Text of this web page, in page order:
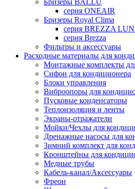
Бризеры BALLU
серия ONEAIR
Бризеры Royal Clima
серия BREZZA
серия Brezza
Фильтры и аксессуары
Расходные материалы для
Монтажные комплекты
Сифон для кондиционера
Блоки управления
Виброопоры для
Пусковые конденсаторы
Теплоизоляция и ленты
Экраны-отражатели
Мойки/Чехлы для
Дренажные насосы для
Зимний комплект для
Кронштейны для
Медные трубы
Кабель-канал/Аксессуары
Фреон